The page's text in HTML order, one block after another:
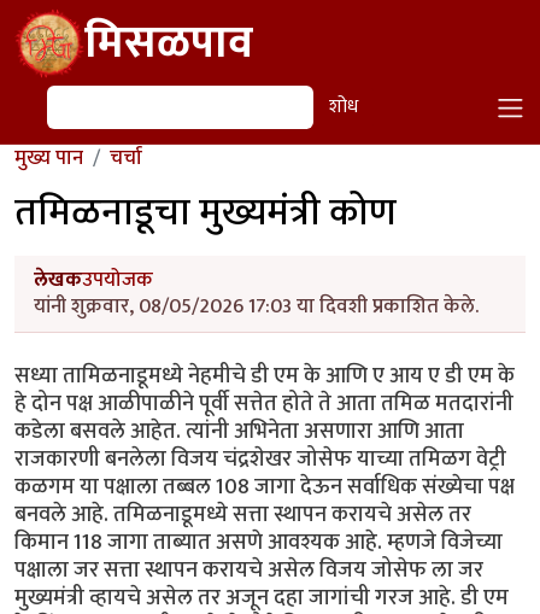
Skip to main contentमिसळपाव
शोध शोध
मुख्य पान चर्चा
तमिळनाडूचा मुख्यमंत्री कोण
लेखकउपयोजक
यांनी शुक्रवार, 08/05/2026 17:03 या दिवशी प्रकाशित केले.
सध्या तामिळनाडूमध्ये नेहमीचे डी एम के आणि ए आय ए डी एम के
हे दोन पक्ष आळीपाळीने पूर्वी सत्तेत होते ते आता तमिळ मतदारांनी
कडेला बसवले आहेत. त्यांनी अभिनेता असणारा आणि आता
राजकारणी बनलेला विजय चंद्रशेखर जोसेफ याच्या तमिळग वेट्री
कळगम या पक्षाला तब्बल 108 जागा देऊन सर्वाधिक संख्येचा पक्ष
बनवले आहे. तमिळनाडूमध्ये सत्ता स्थापन करायचे असेल तर
किमान 118 जागा ताब्यात असणे आवश्यक आहे. म्हणजे विजेच्या
पक्षाला जर सत्ता स्थापन करायचे असेल विजय जोसेफ ला जर
मुख्यमंत्री व्हायचे असेल तर अजून दहा जागांची गरज आहे. डी एम